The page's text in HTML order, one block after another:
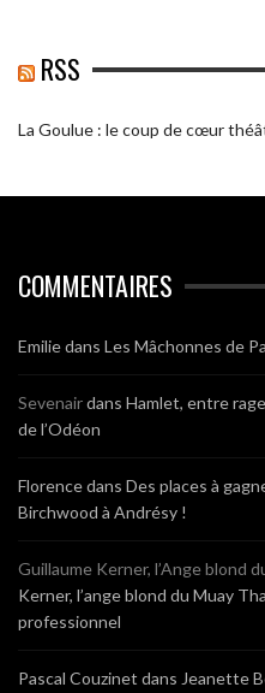
RSS
La Goulue : le coup de cœur
COMMENTAIRES
Emiliedans Les Mâchonnes de
Sevenairdans Hamlet, entre
de l’Odéon
Florencedans Des places à
Birchwood à Andrésy !
Guillaume Kerner, l’Ange blond
Kerner, l’ange blond du Muay
professionnel
Pascal Couzinet dans Jeanette